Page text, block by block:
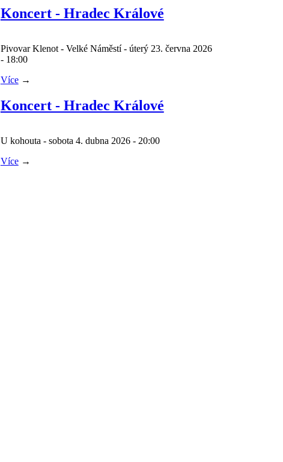
Koncert - Hradec Králové
Pivovar Klenot - Velké Náměstí - úterý 23. června 2026
- 18:00
Více→
Koncert - Hradec Králové
U kohouta - sobota 4. dubna 2026 - 20:00
Více→